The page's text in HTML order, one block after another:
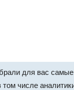
для вас самые
том числе